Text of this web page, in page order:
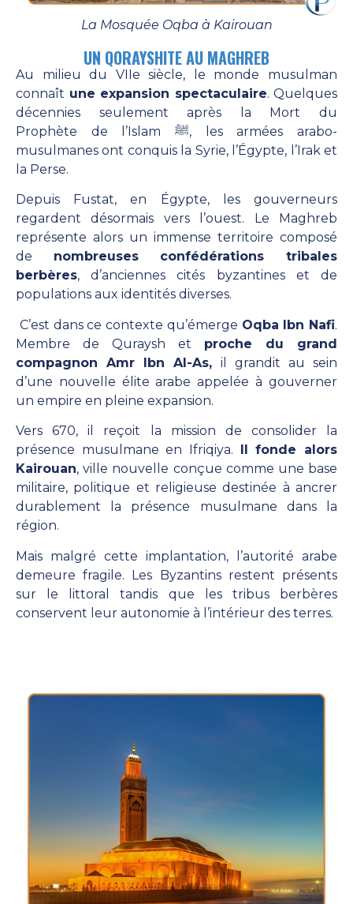
La Mosquée Oqba à Kairouan
UN QORAYSHITE AU MAGHREB
Au milieu du VIIe siècle, le monde musulman
connaît une expansion spectaculaire. Quelques
décennies seulement après la Mort du
Prophète de l’Islam ﷺ, les armées arabo-
musulmanes ont conquis la Syrie, l’Égypte, l’Irak et
la Perse.
Depuis Fustat, en Égypte, les gouverneurs
regardent désormais vers l’ouest. Le Maghreb
représente alors un immense territoire composé
de nombreuses confédérations tribales
berbères, d’anciennes cités byzantines et de
populations aux identités diverses.
C’est dans ce contexte qu’émerge Oqba Ibn Nafi.
Membre de Quraysh et proche du grand
compagnon Amr Ibn Al-As, il grandit au sein
d’une nouvelle élite arabe appelée à gouverner
un empire en pleine expansion.
Vers 670, il reçoit la mission de consolider la
présence musulmane en Ifriqiya.
Il fonde alors
Kairouan, ville nouvelle conçue comme une base
militaire, politique et religieuse destinée à ancrer
durablement la présence musulmane dans la
région.
Mais malgré cette implantation, l’autorité arabe
demeure fragile. Les Byzantins restent présents
sur le littoral tandis que les tribus berbères
conservent leur autonomie à l’intérieur des terres.